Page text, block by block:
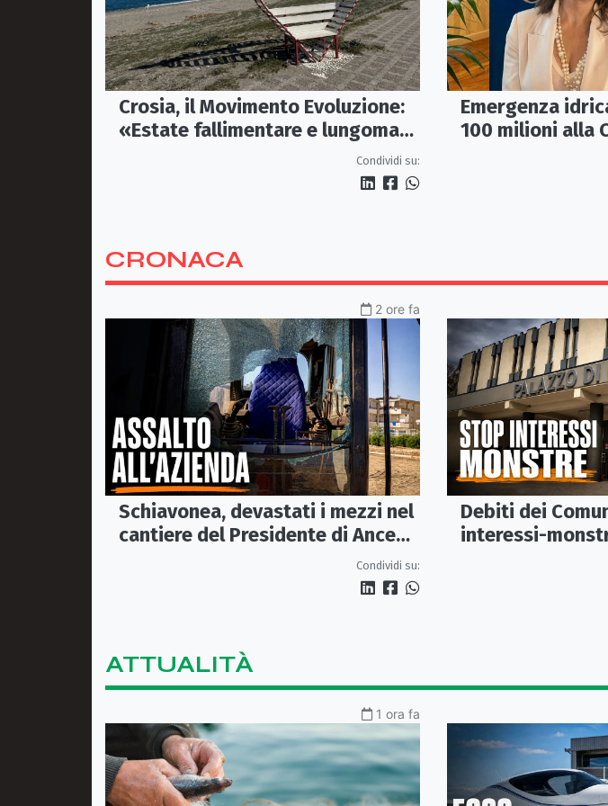
Crosia, il Movimento Evoluzione:
«Estate fallimentare e lungomare
Condividi su:
Emergenza
100 milioni alla
CRONACA
2 ore fa
Schiavonea, devastati i mezzi nel
cantiere del Presidente di Ance
Condividi su:
Debiti dei
interessi-
ATTUALITÀ
1 ora fa